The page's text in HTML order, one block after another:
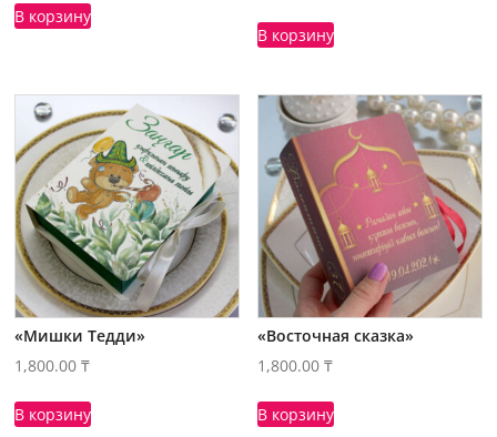
В корзину
В корзину
«Мишки Тедди»
1,800.00₸
В корзину
«Восточная сказка»
1,800.00₸
В корзину